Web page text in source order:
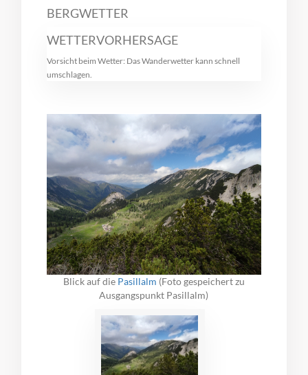
BERGWETTER
WETTERVORHERSAGE
Vorsicht beim Wetter: Das Wanderwetter kann schnell
umschlagen.
Blick auf die Pasillalm (Foto gespeichert zu
Ausgangspunkt Pasillalm)